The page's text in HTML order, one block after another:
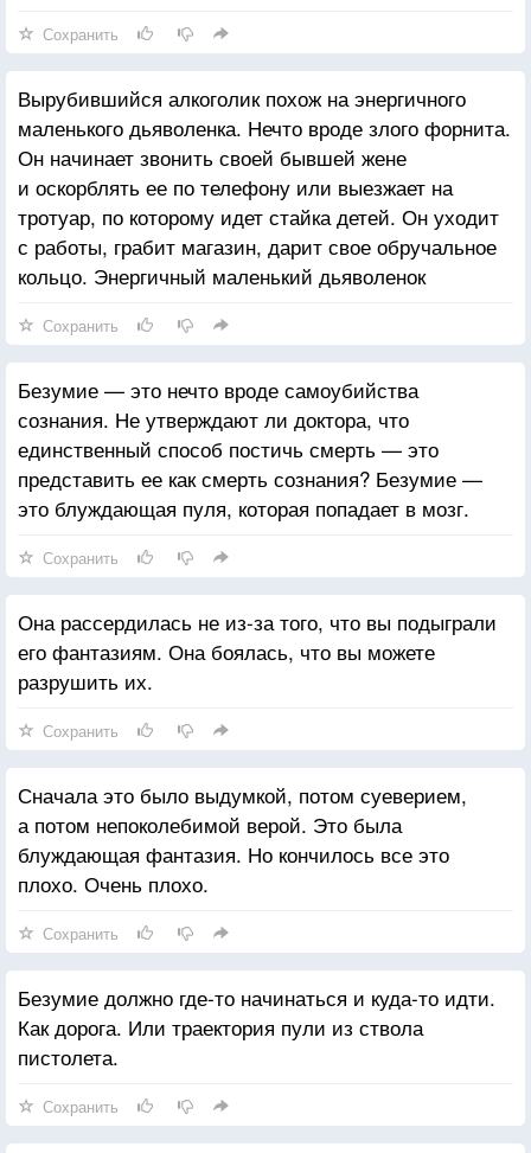
Сохранить
Вырубившийся алкоголик похож на энергичного
маленького дьяволенка. Нечто вроде злого форнита.
Он начинает звонить своей бывшей жене
и оскорблять ее по телефону или выезжает на
тротуар, по которому идет стайка детей. Он уходит
с работы, грабит магазин, дарит свое обручальное
кольцо. Энергичный маленький дьяволенок
Сохранить
Безумие — это нечто вроде самоубийства
сознания. Не утверждают ли доктора, что
единственный способ постичь смерть — это
представить ее как смерть сознания? Безумие —
это блуждающая пуля, которая попадает в мозг.
Сохранить
Она рассердилась не из-за того, что вы подыграли
его фантазиям. Она боялась, что вы можете
разрушить их.
Сохранить
Сначала это было выдумкой, потом суеверием,
а потом непоколебимой верой. Это была
блуждающая фантазия. Но кончилось все это
плохо. Очень плохо.
Сохранить
Безумие должно где-то начинаться и куда-то идти.
Как дорога. Или траектория пули из ствола
пистолета.
Сохранить